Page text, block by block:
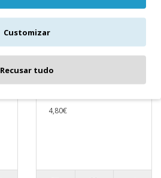
Balão Pantera
Negra
4,80€
Customizar
Recusar tudo